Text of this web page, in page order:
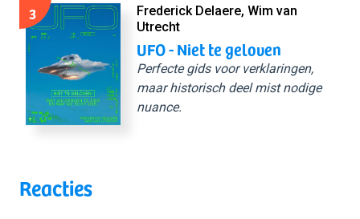
3
Frederick Delaere, Wim van
Utrecht
UFO - Niet te geloven
Perfecte gids voor verklaringen,
maar historisch deel mist nodige
nuance.
Reacties